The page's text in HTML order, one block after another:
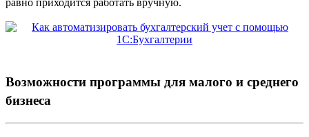
Возможности программы для малого и среднего
бизнеса